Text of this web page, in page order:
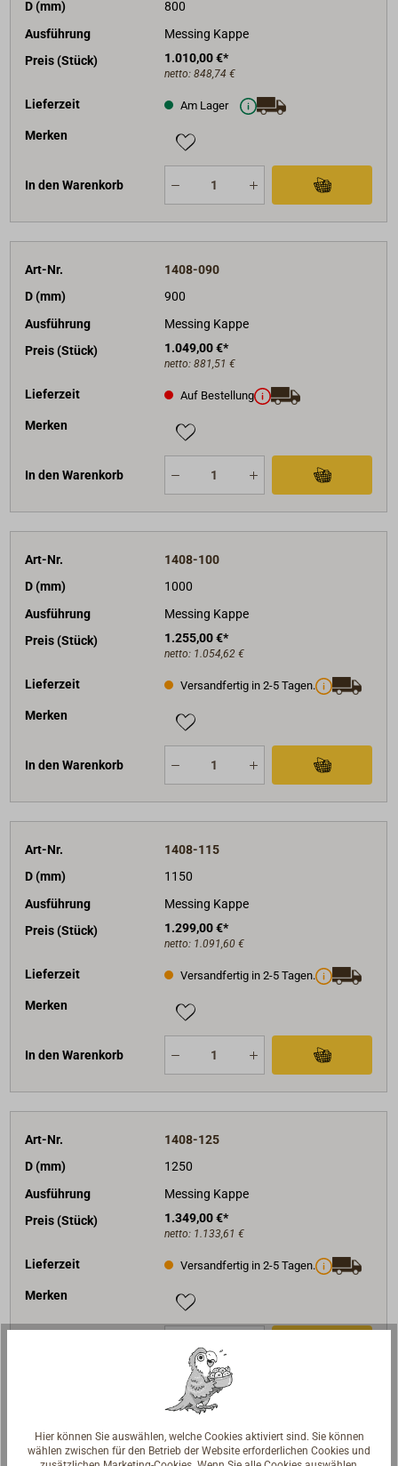
D (mm)
800
Ausführung
Messing Kappe
Preis (Stück)
1.010,00 €*
netto: 848,74 €
Lieferzeit Am Lager
Merken
In den Warenkorb
Art-Nr.
1408-090
D (mm)
900
Ausführung
Messing Kappe
Preis (Stück)
1.049,00 €*
netto: 881,51 €
Lieferzeit Auf Bestellung
Merken
In den Warenkorb
Art-Nr.
1408-100
D (mm)
1000
Ausführung
Messing Kappe
Preis (Stück)
1.255,00 €*
netto: 1.054,62 €
Lieferzeit Versandfertig in 2-5 Tagen.
Merken
In den Warenkorb
Art-Nr.
1408-115
D (mm)
1150
Ausführung
Messing Kappe
Preis (Stück)
1.299,00 €*
netto: 1.091,60 €
Lieferzeit Versandfertig in 2-5 Tagen.
Merken
In den Warenkorb
Art-Nr.
1408-125
D (mm)
1250
Ausführung
Messing Kappe
Preis (Stück)
1.349,00 €*
netto: 1.133,61 €
Lieferzeit Versandfertig in 2-5 Tagen.
Merken
Beschreibung
Hier können Sie auswählen, welche Cookies aktiviert sind. Sie können
wählen zwischen für den Betrieb der Website erforderlichen Cookies und